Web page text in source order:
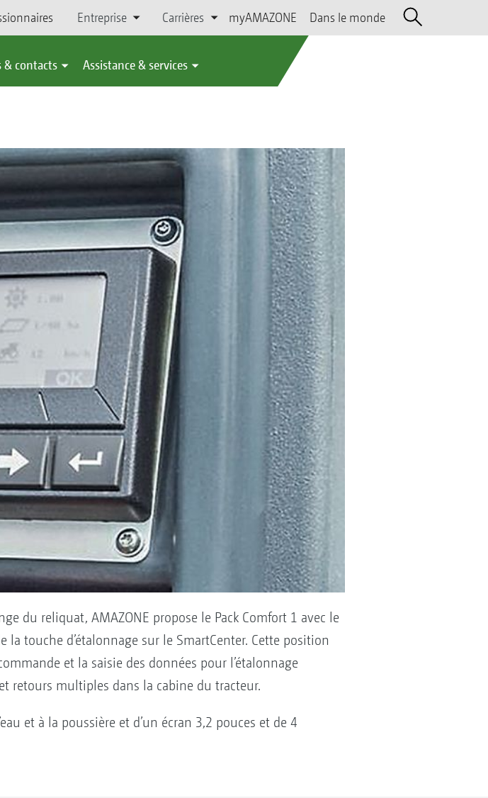
Entreprise Carrières myAMAZONE Dans le monde
& contacts Assistance & services
du reliquat, AMAZONE propose le Pack Comfort 1 avec le
touche d’étalonnage sur le SmartCenter. Cette position
et la saisie des données pour l’étalonnage
retours multiples dans la cabine du tracteur.
et à la poussière et d’un écran 3,2 pouces et de 4